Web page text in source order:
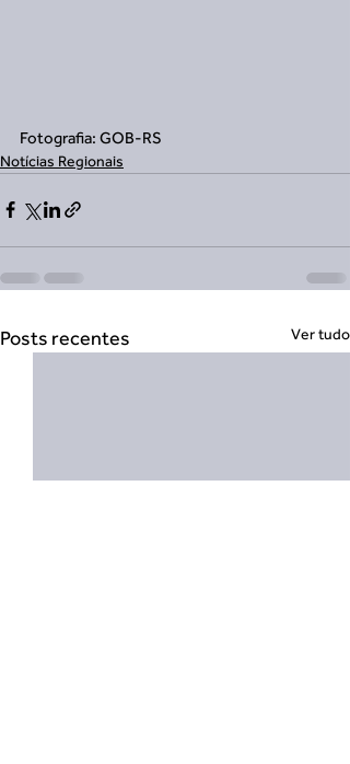
Fotografia: GOB-RS
Notícias Regionais
Posts recentes Ver tudo